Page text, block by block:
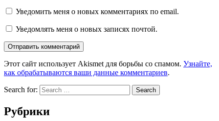
Уведомить меня о новых комментариях по email.
Уведомлять меня о новых записях почтой.
Этот сайт использует Akismet для борьбы со спамом. Узнайте,
как обрабатываются ваши данные комментариев.
Search for:
Рубрики